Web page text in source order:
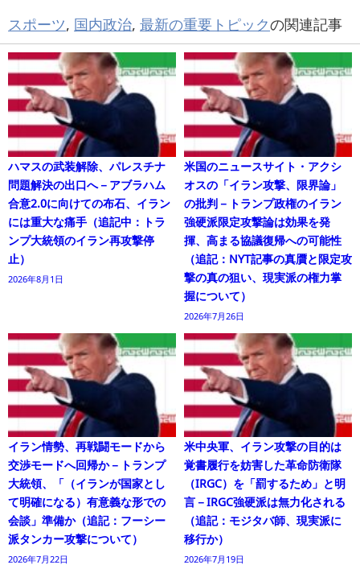
スポーツ, 国内政治, 最新の重要トピックの関連記事
ハマスの武装解除、パレスチナ
問題解決の出口へ－アブラハム
合意2.0に向けての布石、イラン
には重大な痛手（追記中：トラ
ンプ大統領のイラン再攻撃停
止）
2026年8月1日
米国のニュースサイト・アクシ
オスの「イラン攻撃、限界論」
の批判－トランプ政権のイラン
強硬派限定攻撃論は効果を発
揮、高まる協議復帰への可能性
（追記：NYT記事の真贋と限定攻
撃の真の狙い、現実派の権力掌
握について）
2026年7月26日
イラン情勢、再戦闘モードから
交渉モードへ回帰か－トランプ
大統領、「（イランが国家とし
て明確になる）有意義な形での
会談」準備か（追記：フーシー
派タンカー攻撃について）
2026年7月22日
米中央軍、イラン攻撃の目的は
覚書履行を妨害した革命防衛隊
（IRGC）を「罰するため」と明
言－IRGC強硬派は無力化される
（追記：モジタバ師、現実派に
移行か）
2026年7月19日